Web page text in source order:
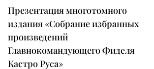
Презентация многотомного
издания «Собрание избранных
произведений
Главнокомандующего Фиделя
Кастро Руса»